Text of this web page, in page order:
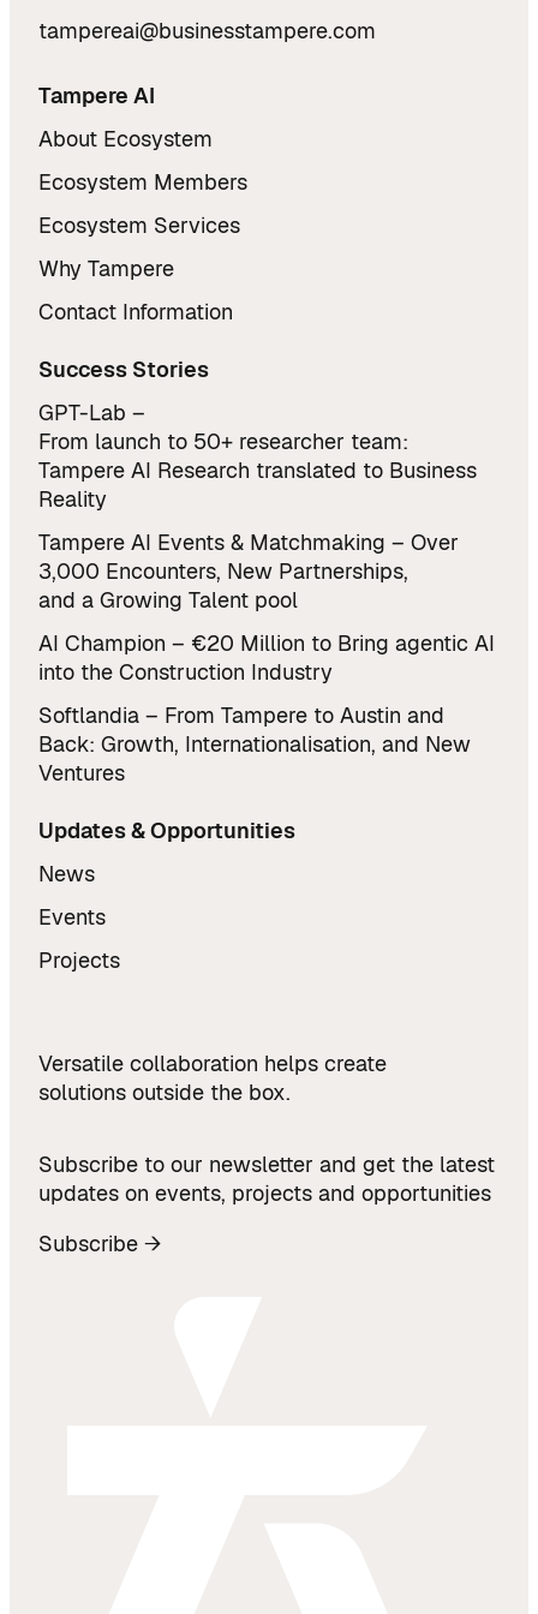
tampereai@businesstampere.com
Tampere AI
About Ecosystem
Ecosystem Members
Ecosystem Services
Why Tampere
Contact Information
Success Stories
GPT-Lab –
From launch to 50+ researcher team:
Tampere AI Research translated to Business
Reality
Tampere AI Events & Matchmaking – Over
3,000 Encounters, New Partnerships,
and a Growing Talent pool
AI Champion – €20 Million to Bring agentic AI
into the Construction Industry
Softlandia – From Tampere to Austin and
Back: Growth, Internationalisation, and New
Ventures
Updates & Opportunities
News
Events
Projects
Versatile collaboration helps create
solutions outside the box.
Subscribe to our newsletter and get the latest
updates on events, projects and opportunities
Subscribe →